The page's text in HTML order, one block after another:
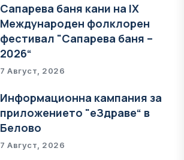
Сапарева баня кани на IX
Международен фолклорен
фестивал "Сапарева баня –
2026“
7 Август, 2026
Информационна кампания за
приложението "еЗдраве“ в
Белово
7 Август, 2026